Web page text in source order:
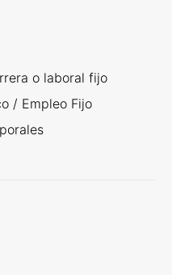
o laboral fijo
/ Empleo Fijo